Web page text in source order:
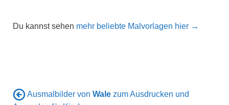
Du kannst sehen mehr beliebte Malvorlagen hier →
Ausmalbilder von Wale zum Ausdrucken und